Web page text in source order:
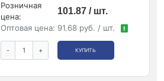
Розничная
цена:
101.87 / шт.
Оптовая цена: 91.68 руб. / шт. !
- + КУПИТЬ